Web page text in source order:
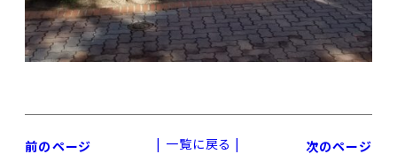
前のページ | 一覧に戻る | 次のページ